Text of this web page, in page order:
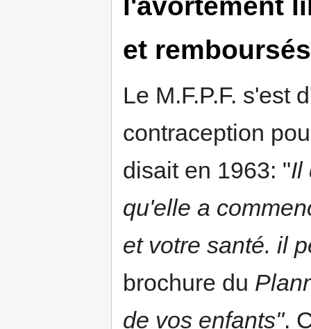
et
Le M.F.P.F. s'est
contraception
disait en 1963: "Il
qu'elle a
et votre santé. il
brochure du
de vos enfants".